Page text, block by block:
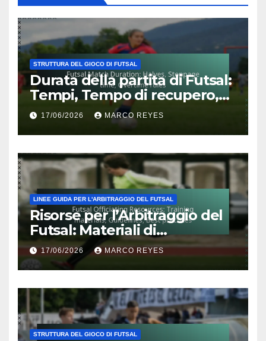
STRUTTURA DEL GIOCO DI FUTSAL
Durata della partita di Futsal:
Tempi, Tempo di recupero,
Regole del tempo
supplementare
17/06/2026 MARCO REYES
LINEE GUIDA PER L'ARBITRAGGIO DEL FUTSAL
Risorse per l’Arbitraggio del
Futsal: Materiali di
formazione, Linee guida,
Migliori pratiche
17/06/2026 MARCO REYES
STRUTTURA DEL GIOCO DI FUTSAL